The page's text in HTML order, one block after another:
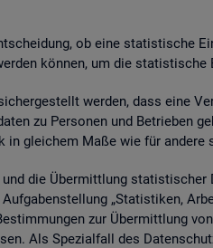
ob eine sta­tis­ti­sche
kön­nen, um die sta­tis­ti­sche
wer­den, dass eine
zu Per­so­nen und Be­trie­ben
in glei­chem Maße wie für an­de­re
die Über­mitt­lung
„Sta­tis­ti­ken,
zur Über­mitt­lung
Als Spe­zi­al­fall des